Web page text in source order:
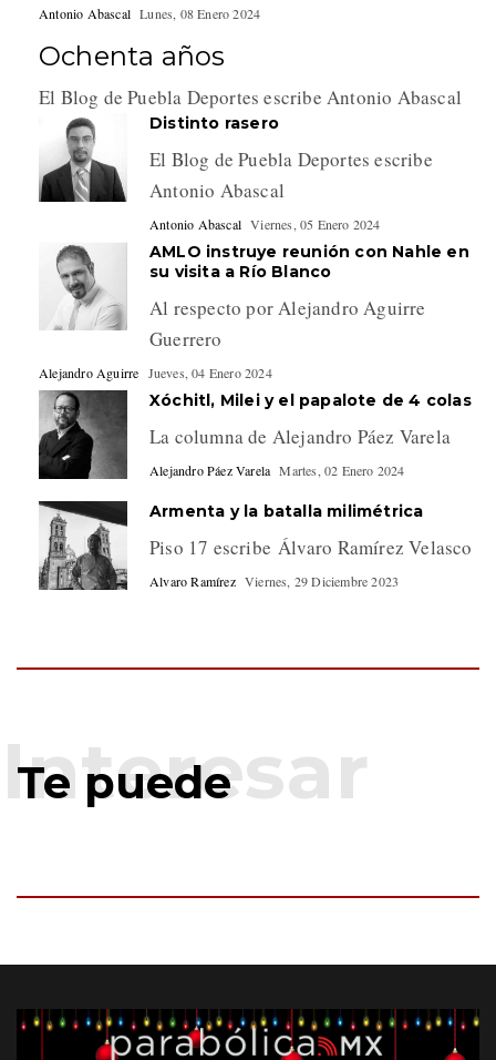
Antonio Abascal Lunes, 08 Enero 2024
Ochenta años
El Blog de Puebla Deportes escribe Antonio Abascal
Distinto rasero
El Blog de Puebla Deportes escribe
Antonio Abascal
Antonio Abascal Viernes, 05 Enero 2024
AMLO instruye reunión con Nahle en
su visita a Río Blanco
Al respecto por Alejandro Aguirre
Guerrero
Alejandro Aguirre Jueves, 04 Enero 2024
Xóchitl, Milei y el papalote de 4 colas
La columna de Alejandro Páez Varela
Alejandro Páez Varela Martes, 02 Enero 2024
Armenta y la batalla milimétrica
Piso 17 escribe Álvaro Ramírez Velasco
Alvaro Ramírez Viernes, 29 Diciembre 2023
Te puede